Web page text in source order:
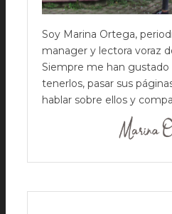
Soy Marina Ortega,
manager y lectora voraz
Siempre me han gustado
tenerlos, pasar sus
hablar sobre ellos y